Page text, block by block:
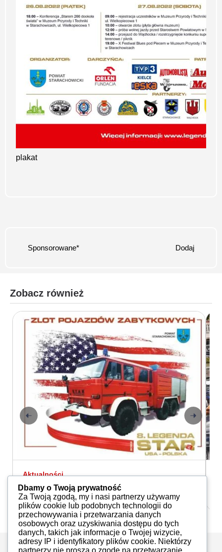
plakat
Sponsorowane* Dodaj
Zobacz również
Aktualności
Gran Turismo Polonia 2022 w Warszawie
Redakcja 08.07.2022
Dbamy o Twoją prywatność
Za Twoją zgodą, my i nasi partnerzy używamy
plików cookie lub podobnych technologii do
przechowywania i przetwarzania danych
osobowych oraz uzyskiwania dostępu do tych
danych, takich jak informacje o Twojej wizycie,
adresy IP i identyfikatory plików cookie. Niektórzy
partnerzy nie proszą o zgodę na przetwarzanie